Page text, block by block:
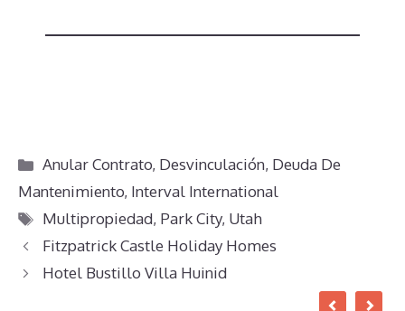
Categorías
Anular Contrato, Desvinculación, Deuda De
Mantenimiento, Interval International
Etiquetas
Multipropiedad, Park City, Utah
Fitzpatrick Castle Holiday Homes
Hotel Bustillo Villa Huinid